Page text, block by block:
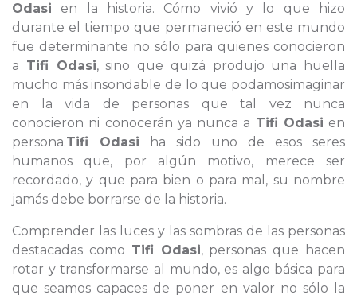
Odasi en la historia. Cómo vivió y lo que hizo
durante el tiempo que permaneció en este mundo
fue determinante no sólo para quienes conocieron
a Tifi Odasi, sino que quizá produjo una huella
mucho más insondable de lo que podamosimaginar
en la vida de personas que tal vez nunca
conocieron ni conocerán ya nunca a Tifi Odasi en
persona.Tifi Odasi ha sido uno de esos seres
humanos que, por algún motivo, merece ser
recordado, y que para bien o para mal, su nombre
jamás debe borrarse de la historia.
Comprender las luces y las sombras de las personas
destacadas como Tifi Odasi, personas que hacen
rotar y transformarse al mundo, es algo básica para
que seamos capaces de poner en valor no sólo la